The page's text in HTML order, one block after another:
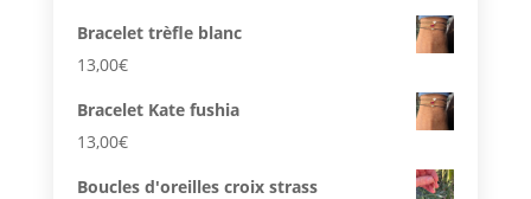
Bracelet trèfle blanc
13,00€
Bracelet Kate fushia
13,00€
Boucles d'oreilles croix strass